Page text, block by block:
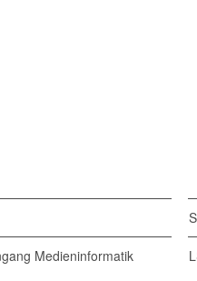
Medieninformatik